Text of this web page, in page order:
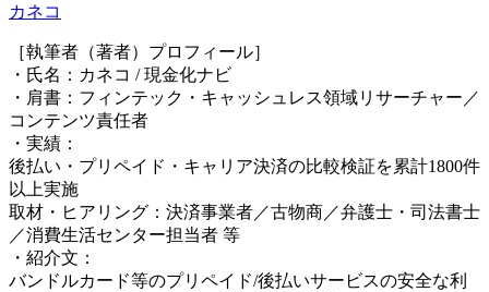
カネコ
［執筆者（著者）プロフィール］
・氏名：カネコ / 現金化ナビ
・肩書：フィンテック・キャッシュレス領域リサーチャー／
コンテンツ責任者
・実績：
後払い・プリペイド・キャリア決済の比較検証を累計1800件
以上実施
取材・ヒアリング：決済事業者／古物商／弁護士・司法書士
／消費生活センター担当者 等
・紹介文：
バンドルカード等のプリペイド/後払いサービスの安全な利